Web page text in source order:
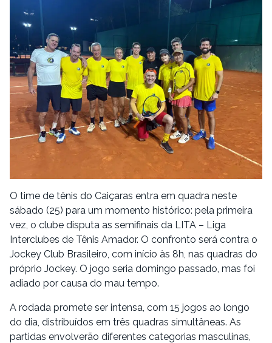
O time de tênis do Caiçaras entra em quadra neste
sábado (25) para um momento histórico: pela primeira
vez, o clube disputa as semifinais da LITA – Liga
Interclubes de Tênis Amador. O confronto será contra o
Jockey Club Brasileiro, com início às 8h, nas quadras do
próprio Jockey. O jogo seria domingo passado, mas foi
adiado por causa do mau tempo.
A rodada promete ser intensa, com 15 jogos ao longo
do dia, distribuídos em três quadras simultâneas. As
partidas envolverão diferentes categorias masculinas,